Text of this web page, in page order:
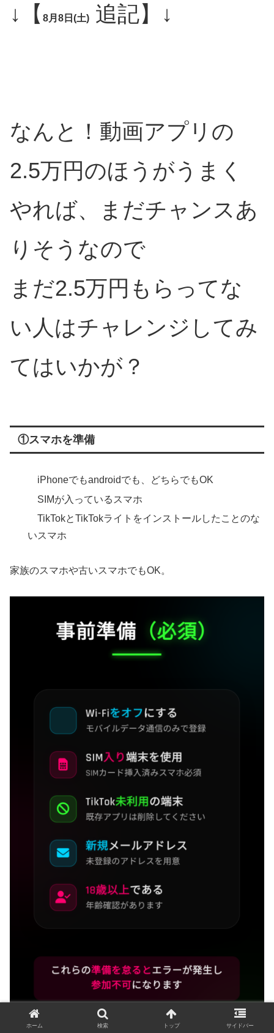
↓【 8月8日(土) 追記】↓
なんと！動画アプリの
2.5万円のほうがうまく
やれば、まだチャンスあ
りそうなので
まだ2.5万円もらってな
い人はチャレンジしてみ
てはいかが？
①スマホを準備
iPhoneでもandroidでも、どちらでもOK
SIMが入っているスマホ
TikTokとTikTokライトをインストールしたことのな
いスマホ
家族のスマホや古いスマホでもOK。
ホーム 検索 トップ サイドバー